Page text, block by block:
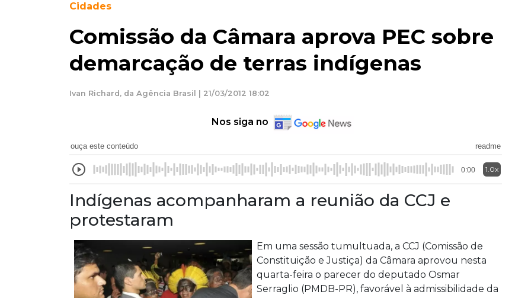
Cidades
Comissão da Câmara aprova PEC sobre
demarcação de terras indígenas
Ivan Richard, da Agência Brasil | 21/03/2012 18:02
Nos siga no
ouça este conteúdo readme
0:00 1.0x
Indígenas acompanharam a reunião da CCJ e
protestaram
Em uma sessão tumultuada, a CCJ (Comissão de
Constituição e Justiça) da Câmara aprovou nesta
quarta-feira o parecer do deputado Osmar
Serraglio (PMDB-PR), favorável à admissibilidade da